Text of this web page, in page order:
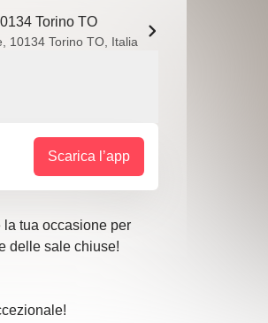
Torino TO
10134 Torino TO, Italia
Scarica l’app
la tua occasione per
delle sale chiuse!